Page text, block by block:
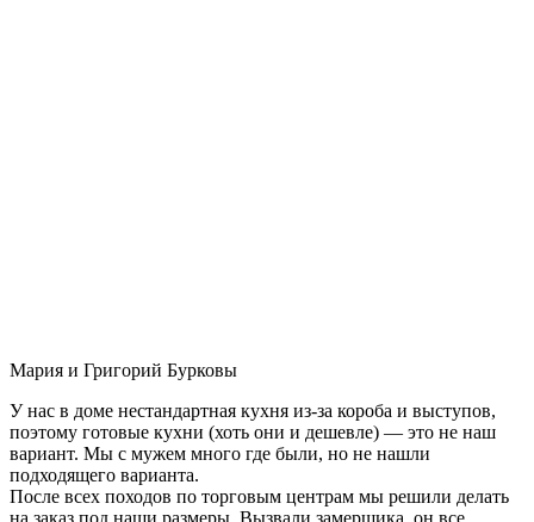
Мария и Григорий Бурковы
У нас в доме нестандартная кухня из-за короба и выступов,
поэтому готовые кухни (хоть они и дешевле) — это не наш
вариант. Мы с мужем много где были, но не нашли
подходящего варианта.
После всех походов по торговым центрам мы решили делать
на заказ под наши размеры. Вызвали замерщика, он все